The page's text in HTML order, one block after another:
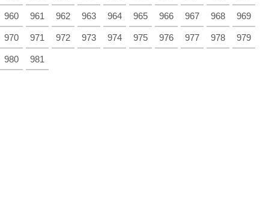
960 961 962 963 964 965 966 967 968 969
970 971 972 973 974 975 976 977 978 979
980 981